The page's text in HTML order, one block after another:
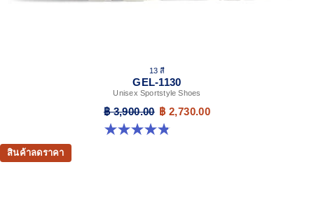
13 สี
GEL-1130
Unisex Sportstyle Shoes
฿ 3,900.00 ฿ 2,730.00
4.8 จาก 5 ดาว 398 รีวิว
สินค้าลดราคา